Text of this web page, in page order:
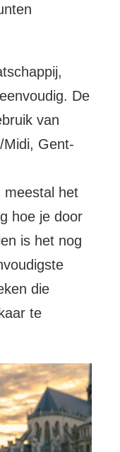
De
van
Midi, Gent-
meestal het
hoe je door
is het nog
die
te